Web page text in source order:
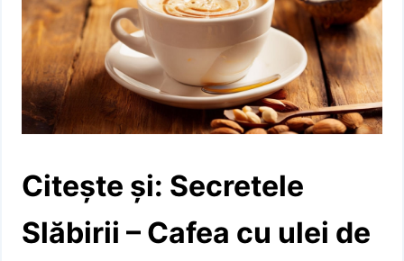
Citește și: Secretele
Slăbirii – Cafea cu ulei de